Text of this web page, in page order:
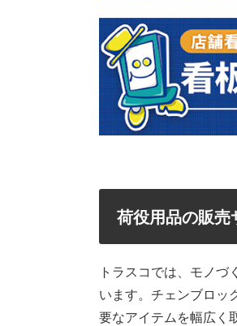
荷役用品の販売
トラスコでは、モノ
います。チェンブロッ
要なアイテムを幅広く